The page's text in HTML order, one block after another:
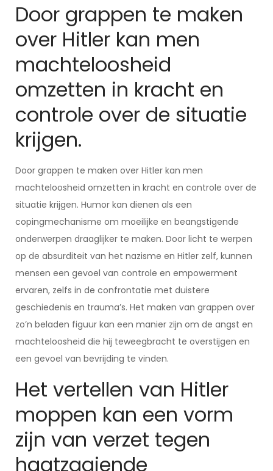
Door grappen te maken
over Hitler kan men
machteloosheid
omzetten in kracht en
controle over de situatie
krijgen.
Door grappen te maken over Hitler kan men
machteloosheid omzetten in kracht en controle over de
situatie krijgen. Humor kan dienen als een
copingmechanisme om moeilijke en beangstigende
onderwerpen draaglijker te maken. Door licht te werpen
op de absurditeit van het nazisme en Hitler zelf, kunnen
mensen een gevoel van controle en empowerment
ervaren, zelfs in de confrontatie met duistere
geschiedenis en trauma’s. Het maken van grappen over
zo’n beladen figuur kan een manier zijn om de angst en
machteloosheid die hij teweegbracht te overstijgen en
een gevoel van bevrijding te vinden.
Het vertellen van Hitler
moppen kan een vorm
zijn van verzet tegen
haatzaaiende